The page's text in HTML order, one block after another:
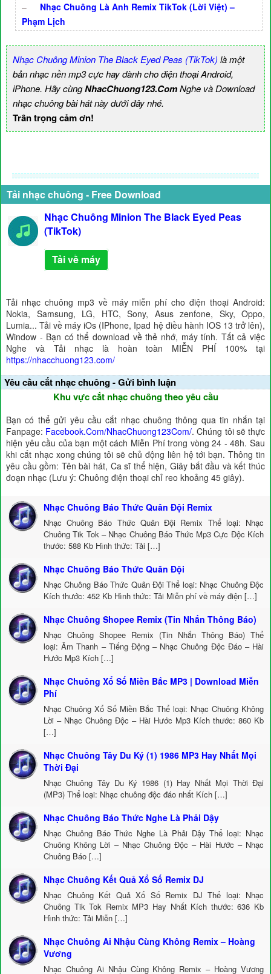
–
Nhạc Chuông Là Anh Remix TikTok (Lời Việt) –
Phạm Lịch
Nhạc Chuông Minion The Black Eyed Peas (TikTok) là một
bản nhạc nền mp3 cực hay dành cho điện thoại Android,
iPhone. Hãy cùngNhacChuong123.ComNghe và Download
nhạc chuông bài hát này dưới đây nhé.
Trân trọng cảm ơn!
Tải nhạc chuông - Free Download
Nhạc Chuông Minion The Black Eyed Peas
(TikTok)
Tải về máy
Tải nhạc chuông mp3 về máy miễn phí cho điện thoại Android:
Nokia, Samsung, LG, HTC, Sony, Asus zenfone, Sky, Oppo,
Lumia... Tải về máy iOs (IPhone, Ipad hệ điều hành IOS 13 trở lên),
Window - Bạn có thể download về thẻ nhớ, máy tính. Tất cả việc
Nghe và Tải nhạc là hoàn toàn MIỄN PHÍ 100% tại
https://nhacchuong123.com/
Yêu cầu cắt nhạc chuông - Gửi bình luận
Khu vực cắt nhạc chuông theo yêu cầu
Bạn có thể gửi yêu cầu cắt nhạc chuông thông qua tin nhắn tại
Fanpage: Facebook.Com/NhacChuong123Com/. Chúng tôi sẽ thực
hiện yêu cầu của bạn một cách Miễn Phí trong vòng 24 - 48h. Sau
khi cắt nhạc xong chúng tôi sẽ chủ động liên hệ tới bạn. Thông tin
yêu cầu gồm: Tên bài hát, Ca sĩ thể hiện, Giây bắt đầu và kết thúc
đoạn nhạc (Lưu ý: Chuông điện thoại chỉ reo khoảng 45 giây).
Nhạc Chuông Báo Thức Quân Đội Remix
Nhạc Chuông Báo Thức Quân Đội Remix Thể loại: Nhạc
Chuông Tik Tok – Nhạc Chuông Báo Thức Mp3 Cực Độc Kích
thước: 588 Kb Hình thức: Tải […]
Nhạc Chuông Báo Thức Quân Đội
Nhạc Chuông Báo Thức Quân Đội Thể loại: Nhạc Chuông Độc
Kích thước: 452 Kb Hình thức: Tải Miễn phí về máy điện […]
Nhạc Chuông Shopee Remix (Tin Nhắn Thông Báo)
Nhạc Chuông Shopee Remix (Tin Nhắn Thông Báo) Thể
loại: Âm Thanh – Tiếng Động – Nhạc Chuông Độc Đáo – Hài
Hước Mp3 Kích […]
Nhạc Chuông Xổ Số Miền Bắc MP3 | Download Miễn
Phí
Nhạc Chuông Xổ Số Miền Bắc Thể loại: Nhạc Chuông Không
Lời – Nhạc Chuông Độc – Hài Hước Mp3 Kích thước: 860 Kb
[…]
Nhạc Chuông Tây Du Ký (1) 1986 MP3 Hay Nhất Mọi
Thời Đại
Nhạc Chuông Tây Du Ký 1986 (1) Hay Nhất Mọi Thời Đại
(MP3) Thể loại: Nhạc chuông độc đáo nhất Kích […]
Nhạc Chuông Báo Thức Nghe Là Phải Dậy
Nhạc Chuông Báo Thức Nghe Là Phải Dậy Thể loại: Nhạc
Chuông Không Lời – Nhạc Chuông Độc – Hài Hước – Nhạc
Chuông Báo […]
Nhạc Chuông Kết Quả Xổ Số Remix DJ
Nhạc Chuông Kết Quả Xổ Số Remix DJ Thể loại: Nhạc
Chuông Tik Tok Remix MP3 Hay Nhất Kích thước: 636 Kb
Hình thức: Tải Miễn […]
Nhạc Chuông Ai Nhậu Cùng Không Remix – Hoàng
Vương
Nhạc Chuông Ai Nhậu Cùng Không Remix – Hoàng Vương